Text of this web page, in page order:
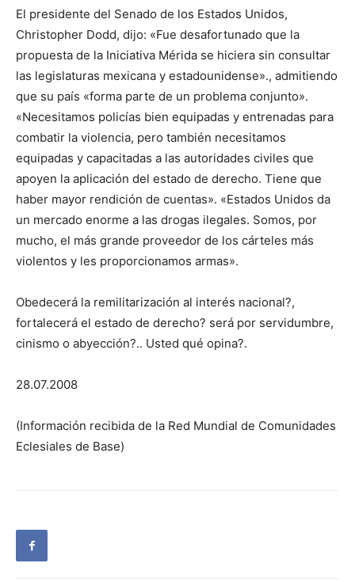
El presidente del Senado de los Estados Unidos,
Christopher Dodd, dijo: «Fue desafortunado que la
propuesta de la Iniciativa Mérida se hiciera sin consultar
las legislaturas mexicana y estadounidense»., admitiendo
que su país «forma parte de un problema conjunto».
«Necesitamos policías bien equipadas y entrenadas para
combatir la violencia, pero también necesitamos
equipadas y capacitadas a las autoridades civiles que
apoyen la aplicación del estado de derecho. Tiene que
haber mayor rendición de cuentas». «Estados Unidos da
un mercado enorme a las drogas ilegales. Somos, por
mucho, el más grande proveedor de los cárteles más
violentos y les proporcionamos armas».
Obedecerá la remilitarización al interés nacional?,
fortalecerá el estado de derecho? será por servidumbre,
cinismo o abyección?.. Usted qué opina?.
28.07.2008
(Información recibida de la Red Mundial de Comunidades
Eclesiales de Base)